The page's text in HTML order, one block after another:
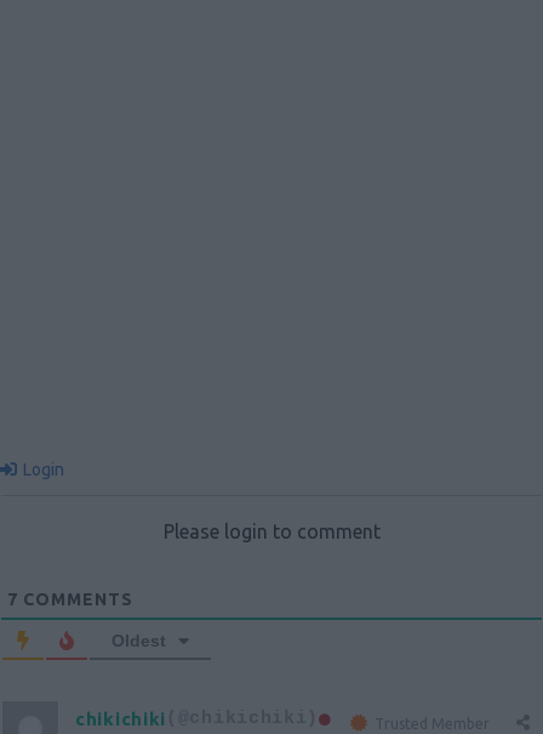
Login
Please login to comment
7 COMMENTS
Oldest
chikichiki (@chikichiki) Trusted Member